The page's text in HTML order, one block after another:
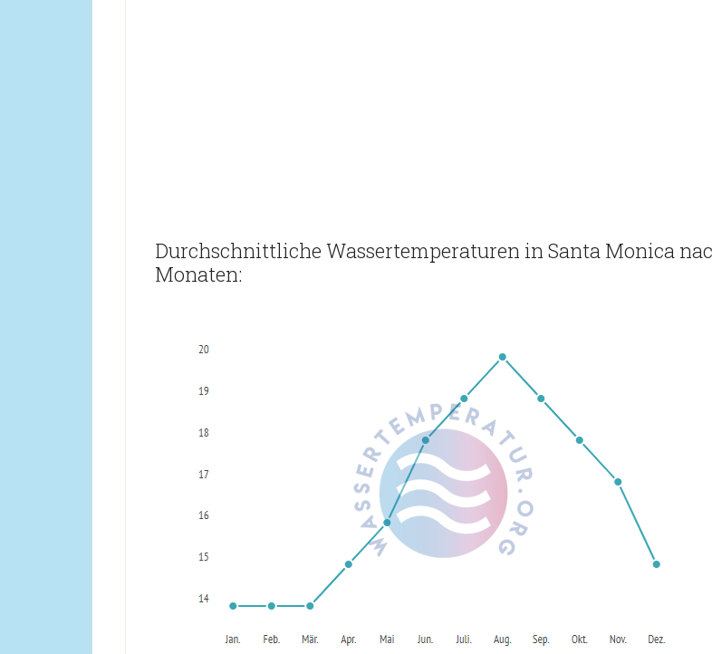
Durchschnittliche Wassertemperaturen in Santa Monica
Monaten: